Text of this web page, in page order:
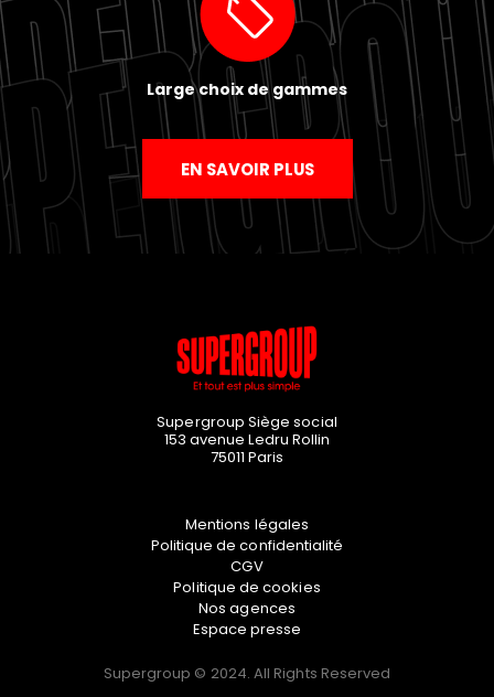
Large choix de gammes
EN SAVOIR PLUS
Supergroup Siège social
153 avenue Ledru Rollin
75011 Paris
Mentions légales
Politique de confidentialité
CGV
Politique de cookies
Nos agences
Espace presse
Supergroup © 2024. All Rights Reserved